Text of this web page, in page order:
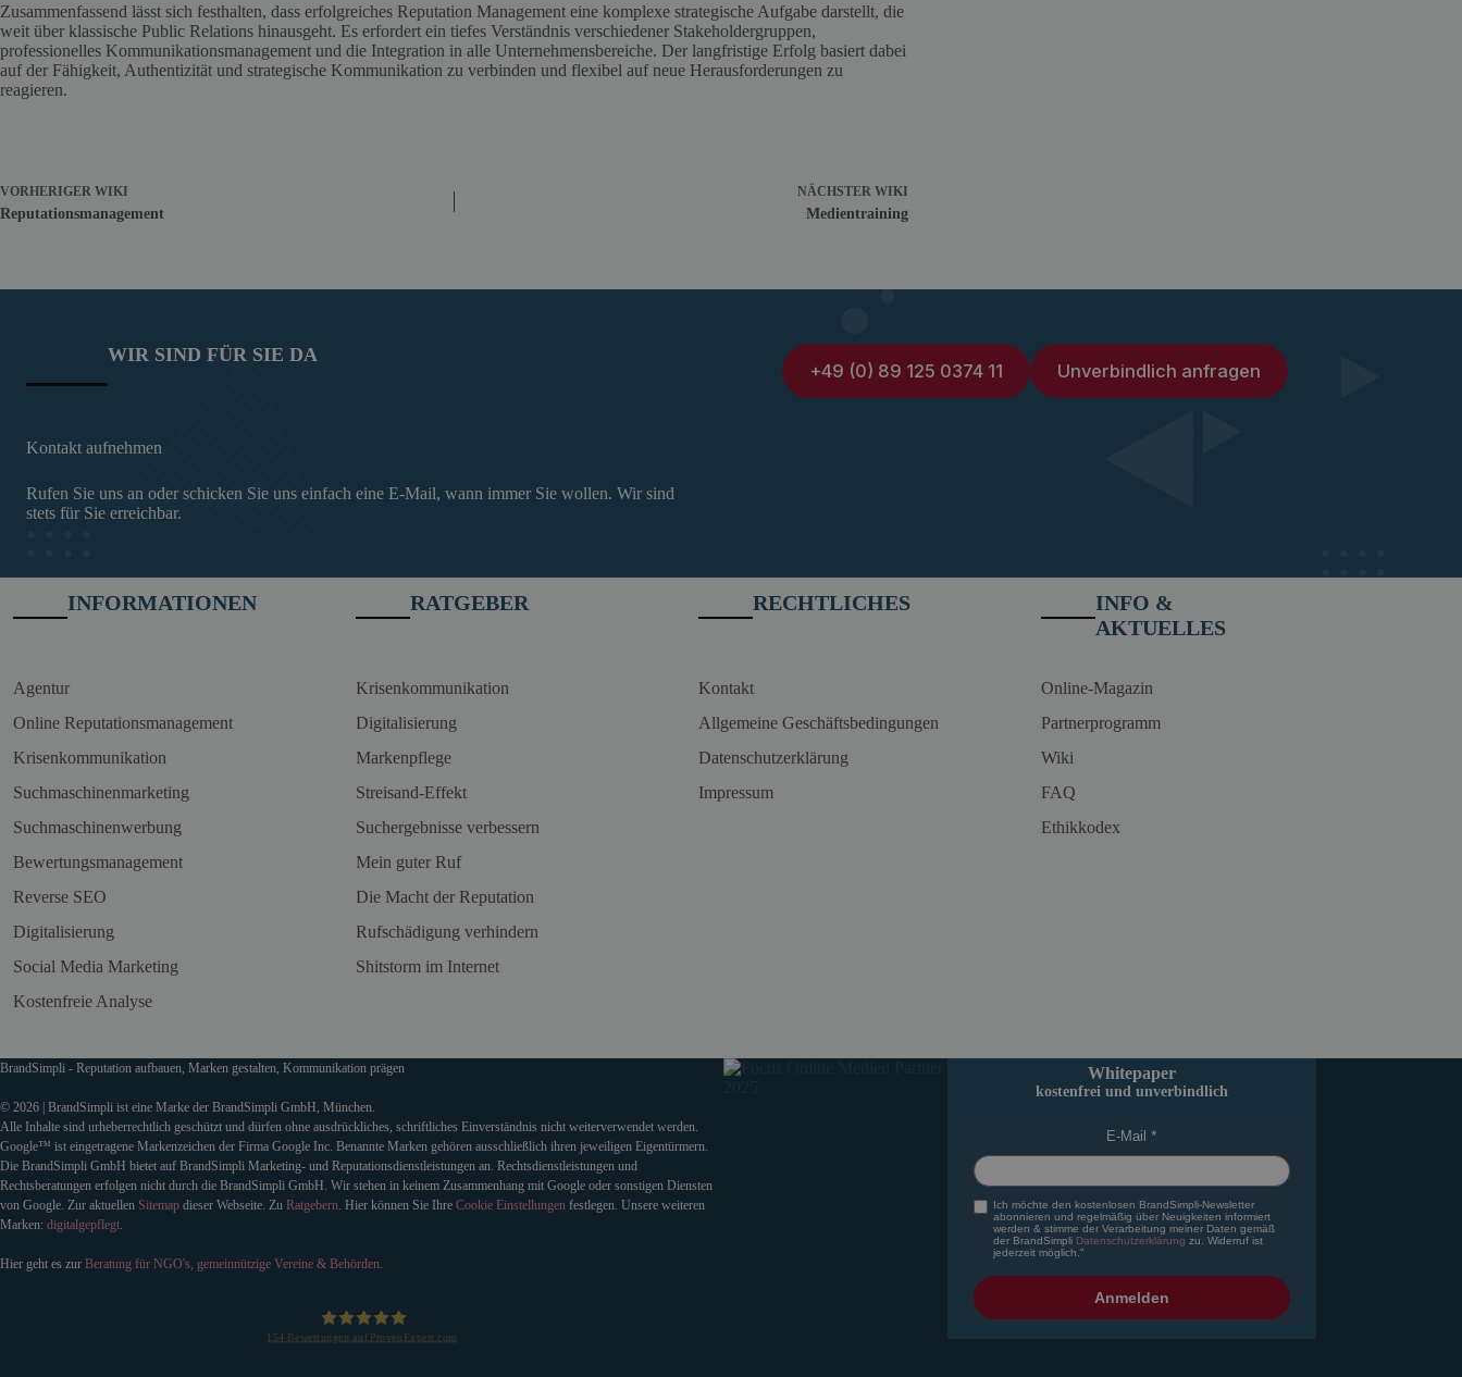
Zusammenfassend lässt sich festhalten, dass erfolgreiches Reputation Management eine komplexe strategische Aufgabe darstellt, die
weit über klassische Public Relations hinausgeht. Es erfordert ein tiefes Verständnis verschiedener Stakeholdergruppen,
professionelles Kommunikationsmanagement und die Integration in alle Unternehmensbereiche. Der langfristige Erfolg basiert dabei
auf der Fähigkeit, Authentizität und strategische Kommunikation zu verbinden und flexibel auf neue Herausforderungen zu
reagieren.
VORHERIGER WIKI
Reputationsmanagement
NÄCHSTER WIKI
Medientraining
WIR SIND FÜR SIE DA
Kontakt aufnehmen
Rufen Sie uns an oder schicken Sie uns einfach eine E-Mail, wann immer Sie wollen. Wir sind
stets für Sie erreichbar.
+49 (0) 89 125 0374 11 Unverbindlich anfragen
INFORMATIONEN
Agentur
Online Reputationsmanagement
Krisenkommunikation
Suchmaschinenmarketing
Suchmaschinenwerbung
Bewertungsmanagement
Reverse SEO
Digitalisierung
Social Media Marketing
Kostenfreie Analyse
RATGEBER
Krisenkommunikation
Digitalisierung
Markenpflege
Streisand-Effekt
Suchergebnisse verbessern
Mein guter Ruf
Die Macht der Reputation
Rufschädigung verhindern
Shitstorm im Internet
RECHTLICHES
Kontakt
Allgemeine Geschäftsbedingungen
Datenschutzerklärung
Impressum
INFO &
AKTUELLES
Online-Magazin
Partnerprogramm
Wiki
FAQ
Ethikkodex
BrandSimpli - Reputation aufbauen, Marken gestalten, Kommunikation prägen
© 2026 | BrandSimpli ist eine Marke der BrandSimpli GmbH, München.
Alle Inhalte sind urheberrechtlich geschützt und dürfen ohne ausdrückliches, schriftliches Einverständnis nicht weiterverwendet werden.
Google™ ist eingetragene Markenzeichen der Firma Google Inc. Benannte Marken gehören ausschließlich ihren jeweiligen Eigentürmern.
Die BrandSimpli GmbH bietet auf BrandSimpli Marketing- und Reputationsdienstleistungen an. Rechtsdienstleistungen und
Rechtsberatungen erfolgen nicht durch die BrandSimpli GmbH. Wir stehen in keinem Zusammenhang mit Google oder sonstigen Diensten
von Google. Zur aktuellen Sitemap dieser Webseite. Zu Ratgebern . Hier können Sie Ihre Cookie Einstellungen festlegen. Unsere weiteren
Marken: digitalgepflegt
Hier geht es zur Beratung für NGO's, gemeinnützige Vereine & Behörden
154 Bewertungen auf ProvenExpert.com
Whitepaper
kostenfrei und unverbindlich
E-Mail
Ich möchte den kostenlosen BrandSimpli-Newsletter
abonnieren und regelmäßig über Neuigkeiten informiert
werden & stimme der Verarbeitung meiner Daten gemäß
der BrandSimpli Datenschutzerklärung zu. Widerruf ist
jederzeit möglich."
Anmelden